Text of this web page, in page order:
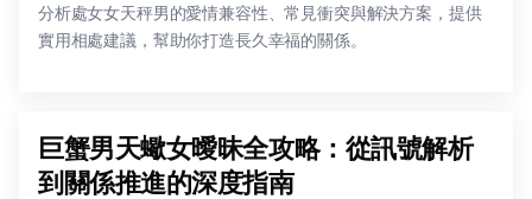
分析處女女天秤男的愛情兼容性、常見衝突與解決方案，提供
實用相處建議，幫助你打造長久幸福的關係。
巨蟹男天蠍女曖昧全攻略：從訊號解析
到關係推進的深度指南